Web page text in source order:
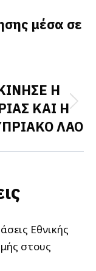
μέσα σε
Η
ΚΑΙ Η
ΛΑΟ
Εθνικής
στους